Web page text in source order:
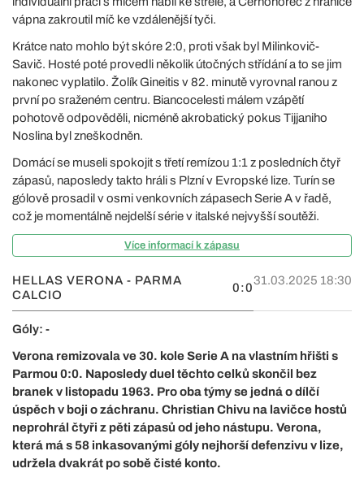
vápna zakroutil míč ke vzdálenější tyči.
Krátce nato mohlo být skóre 2:0, proti však byl Milinkovič-
Savič. Hosté poté provedli několik útočných střídání a to se jim
nakonec vyplatilo. Žolík Gineitis v 82. minutě vyrovnal ranou z
první po sraženém centru. Biancocelesti málem vzápětí
pohotově odpověděli, nicméně akrobatický pokus Tijjaniho
Noslina byl zneškodněn.
Domácí se museli spokojit s třetí remízou 1:1 z posledních čtyř
zápasů, naposledy takto hráli s Plzní v Evropské lize. Turín se
gólově prosadil v osmi venkovních zápasech Serie A v řadě,
což je momentálně nejdelší série v italské nejvyšší soutěži.
Více informací k zápasu
HELLAS VERONA - PARMA
CALCIO
0:0
31.03.2025 18:30
Góly: -
Verona remizovala ve 30. kole Serie A na vlastním hřišti s
Parmou 0:0. Naposledy duel těchto celků skončil bez
branek v listopadu 1963. Pro oba týmy se jedná o dílčí
úspěch v boji o záchranu. Christian Chivu na lavičce hostů
neprohrál čtyři z pěti zápasů od jeho nástupu. Verona,
která má s 58 inkasovanými góly nejhorší defenzivu v lize,
udržela dvakrát po sobě čisté konto.